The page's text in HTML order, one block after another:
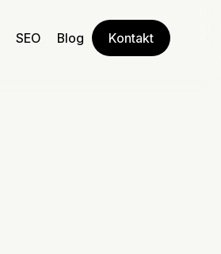
SEO Blog Kontakt